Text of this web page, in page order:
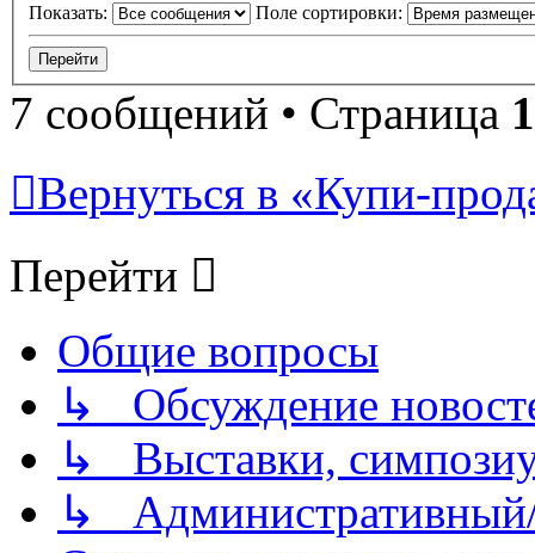
Показать: Поле сортировки:
7 сообщений • Страница 1
Вернуться в «Купи-
Перейти
Общие вопросы
↳ Обсуждение
↳ Выставки,
↳